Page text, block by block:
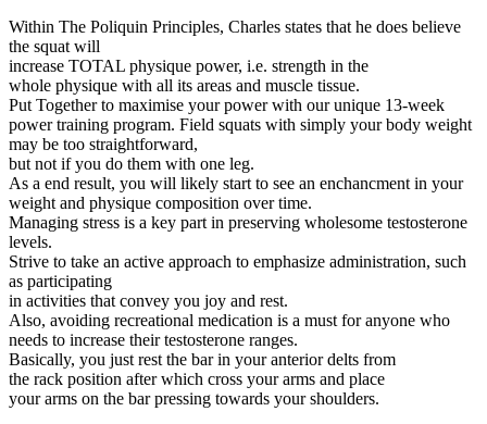
Within The Poliquin Principles, Charles states that he does believe
the squat will
increase TOTAL physique power, i.e. strength in the
whole physique with all its areas and muscle tissue.
Put Together to maximise your power with our unique 13-week
power training program. Field squats with simply your body weight
may be too straightforward,
but not if you do them with one leg.
As a end result, you will likely start to see an enchancment in your
weight and physique composition over time.
Managing stress is a key part in preserving wholesome testosterone
levels.
Strive to take an active approach to emphasize administration, such
as participating
in activities that convey you joy and rest.
Also, avoiding recreational medication is a must for anyone who
needs to increase their testosterone ranges.
Basically, you just rest the bar in your anterior delts from
the rack position after which cross your arms and place
your arms on the bar pressing towards your shoulders.